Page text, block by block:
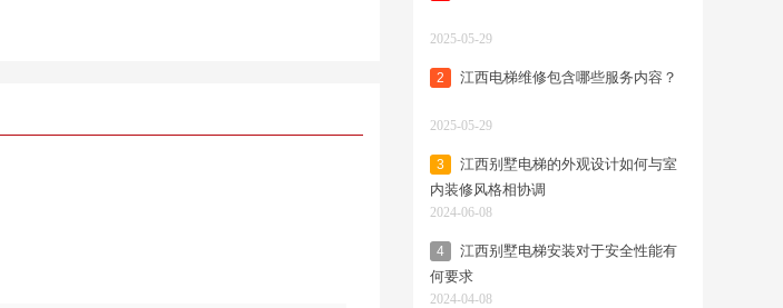
2025-05-29
2 江西电梯维修包含哪些服务内容？
2025-05-29
3
江西别墅电梯的外观设计如何与室
内装修风格相协调
2024-06-08
4
江西别墅电梯安装对于安全性能有
何要求
2024-04-08